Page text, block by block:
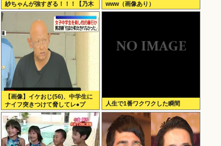
紗ちゃんが強すぎる！！！【乃木
坂46】
www（画像あり）
【画像】イケおじ(56)、中学生に
ナイフ突きつけて脅してレ●プ
www
人生で1番ワクワクした瞬間